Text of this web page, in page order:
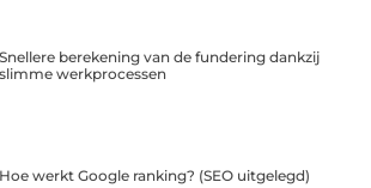
Snellere berekening van de fundering dankzij
slimme werkprocessen
Hoe werkt Google ranking? (SEO uitgelegd)